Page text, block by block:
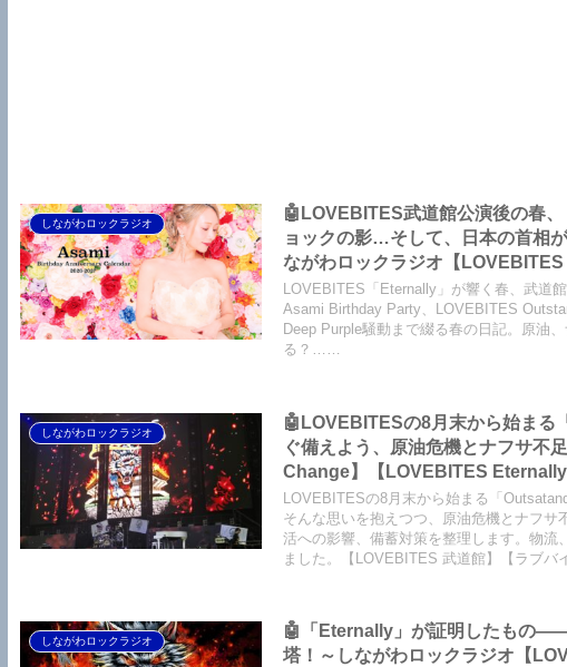
しながわロックラジオ
🤖LOVEBITES武道館公演後の春
ョックの影…そして、日本の首相
ながわロックラジオ【
Asami Birthday Party】【ラブバ
LOVEBITES「Eternally」が響く春、武道
Asami Birthday Party、LOVEBITES
Deep Purple騒動まで綴る春の日記。原油
る？……
しながわロックラジオ
🤖LOVEBITESの8月末から始ま
ぐ備えよう、原油危機とナフサ不
Change】【LOVEBITES
Outsatanding Tour】
LOVEBITESの8月末から始まる「
そんな思いを抱えつつ、原油危機とナフサ
活への影響、備蓄対策を整理します。物流
ました。【LOVEBITES 武道館】【ラブバ
しながわロックラジオ
🤖「Eternally」が証明したもの
塔！～しながわロックラジオ【